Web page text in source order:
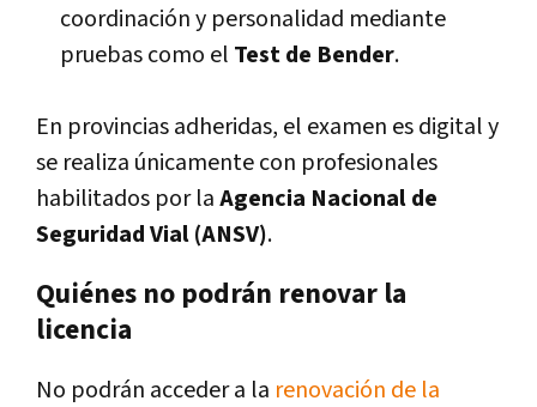
coordinación y personalidad mediante
pruebas como el Test de Bender.
En provincias adheridas, el examen es digital y
se realiza únicamente con profesionales
habilitados por laAgencia Nacional de
Seguridad Vial (ANSV).
Quiénes no podrán renovar la
licencia
No podrán acceder a la renovación de la